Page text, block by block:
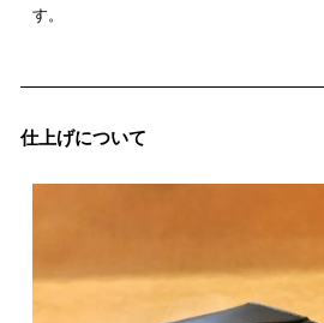
す。
仕上げについて